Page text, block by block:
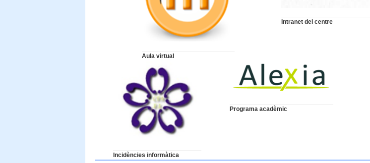
Aula virtual
Intranet del centre
Incidències informàtica
Programa acadèmic